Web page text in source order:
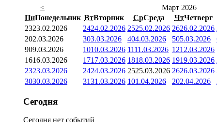
<
Март 2026
ПнПонедельник ВтВторник СрСреда ЧтЧетверг
2323.02.2026 2424.02.2026 2525.02.2026 2626.02.2026
202.03.2026 303.03.2026 404.03.2026 505.03.2026
909.03.2026 1010.03.2026 1111.03.2026 1212.03.2026
1616.03.2026 1717.03.2026 1818.03.2026 1919.03.2026
2323.03.2026 2424.03.2026 2525.03.2026 2626.03.2026
3030.03.2026 3131.03.2026 101.04.2026 202.04.2026
Сегодня
Сегодня нет событий